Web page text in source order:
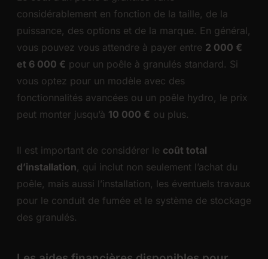
considérablement en fonction de la taille, de la
puissance, des options et de la marque. En général,
vous pouvez vous attendre à payer entre 2 000 €
et 6 000 € pour un poêle à granulés standard. Si
vous optez pour un modèle avec des
fonctionnalités avancées ou un poêle hydro, le prix
peut monter jusqu’à 10 000 € ou plus.
Il est important de considérer le coût total
d’installation, qui inclut non seulement l’achat du
poêle, mais aussi l’installation, les éventuels travaux
pour le conduit de fumée et le système de stockage
des granulés.